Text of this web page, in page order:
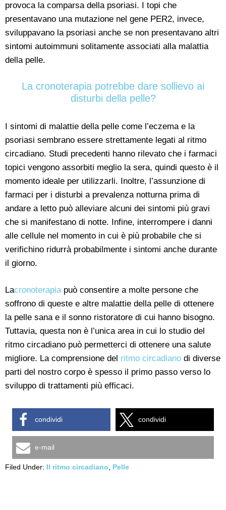
provoca la comparsa della psoriasi. I topi che
presentavano una mutazione nel gene PER2, invece,
sviluppavano la psoriasi anche se non presentavano altri
sintomi autoimmuni solitamente associati alla malattia
della pelle.
La cronoterapia potrebbe dare sollievo ai
disturbi della pelle?
I sintomi di malattie della pelle come l’eczema e la
psoriasi sembrano essere strettamente legati al ritmo
circadiano. Studi precedenti hanno rilevato che i farmaci
topici vengono assorbiti meglio la sera, quindi questo è il
momento ideale per utilizzarli. Inoltre, l’assunzione di
farmaci per i disturbi a prevalenza notturna prima di
andare a letto può alleviare alcuni dei sintomi più gravi
che si manifestano di notte. Infine, interrompere i danni
alle cellule nel momento in cui è più probabile che si
verifichino ridurrà probabilmente i sintomi anche durante
il giorno.
Lacronoterapiapuò consentire a molte persone che
soffrono di queste e altre malattie della pelle di ottenere
la pelle sana e il sonno ristoratore di cui hanno bisogno.
Tuttavia, questa non è l’unica area in cui lo studio del
ritmo circadiano può permetterci di ottenere una salute
migliore. La comprensione del ritmo circadiano di diverse
parti del nostro corpo è spesso il primo passo verso lo
sviluppo di trattamenti più efficaci.
condividi condividi
e-mail
Filed Under: Il ritmo circadiano Pelle